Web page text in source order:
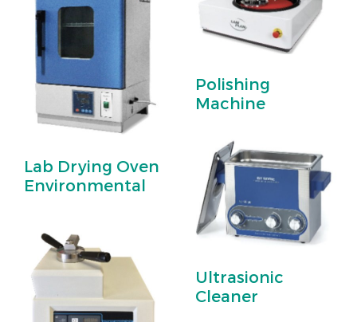
Polishing
Machine
Lab Drying Oven
Environmental
Ultrasionic
Cleaner